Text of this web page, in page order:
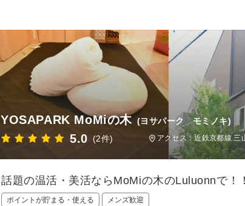
YOSAPARK MoMiの木 (ヨサパーク モミノキ)
5.0 (2件) アクセス：近鉄京都線 三
話題の温活・美活ならMoMiの木のLuluonnで！
ポイントが貯まる・使える メンズ歓迎